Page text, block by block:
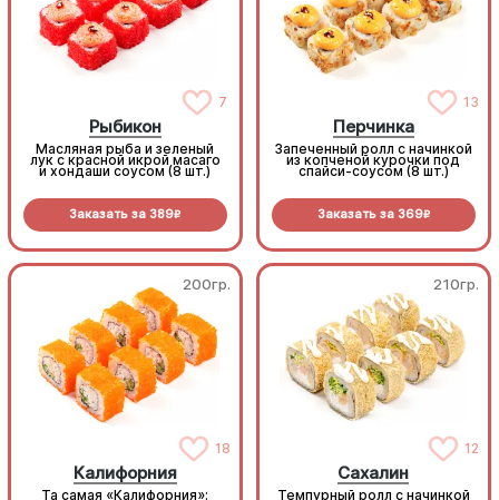
7
Рыбикон
Масляная рыба и зеленый
лук с красной икрой масаго
и хондаши соусом (8 шт.)
Заказать за 389R
13
Перчинка
Запеченный ролл с начинкой
из копченой курочки под
спайси-соусом (8 шт.)
Заказать за 369R
200гр.
18
Калифорния
Та самая «Калифорния»:
210гр.
12
Сахалин
Темпурный ролл с начинкой